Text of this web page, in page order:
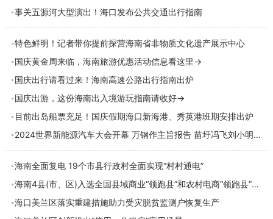
事关五源河大型演出！海口发布公共交通出行指南
特色鲜明！记者带你提前探营海南省非物质文化遗产展示中心
国庆黄金周来临，海南旅游优惠活动信息看这里→
国庆出行请看过来！海南高速公路出行指南出炉
国庆出游，这份海南出入境游玩指南请收好→
目前出岛船票充足！国庆假期海口新海港、秀英港班期安排出炉
2024世界新能源汽车大会开幕 万钢作主旨报告 苗圩冯飞刘小明出席
海南全面复电 19个市县行政村全面实现“村村通电”
海南4县(市、区)入选全国县域商业“领跑县”和农村电商“领跑县”典型案例
海口美兰区落实重建措施助力受灾脱贫监测户恢复生产